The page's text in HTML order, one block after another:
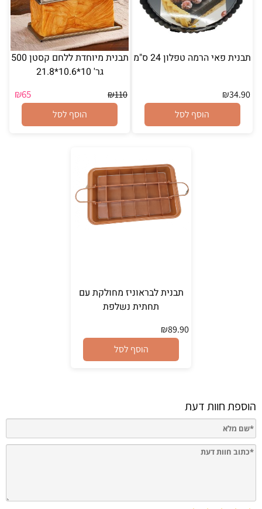
תבנית פאי הרמה טפלון 24 ס"מ
₪34.90
הוסף לסל
תבנית מיוחדת ללחם קסטן 500
גר' 10*10.6*21.8
₪110
₪65
הוסף לסל
תבנית לבראוניז מחולקת עם
תחתית נשלפת
₪89.90
הוסף לסל
הוספת חוות דעת